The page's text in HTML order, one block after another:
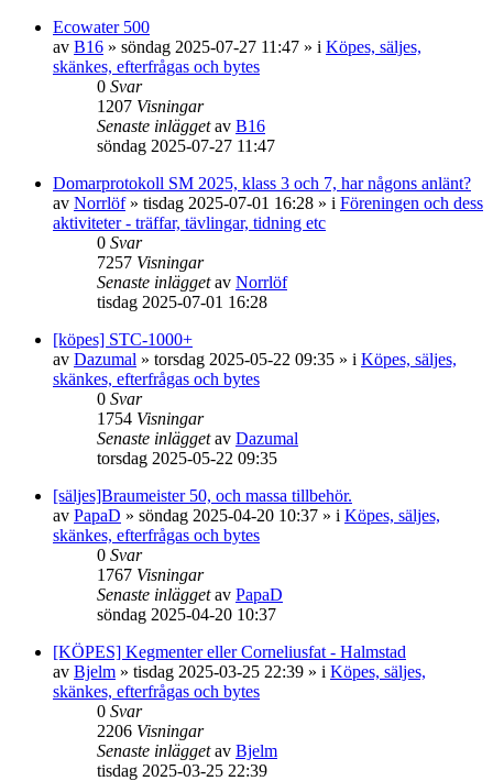
Ecowater 500
av B16 » söndag 2025-07-27 11:47 » i Köpes, säljes,
skänkes, efterfrågas och bytes
0 Svar
1207 Visningar
Senaste inläggetav B16
söndag 2025-07-27 11:47
Domarprotokoll SM 2025, klass 3 och 7, har någons anlänt?
av Norrlöf» tisdag 2025-07-01 16:28 » i Föreningen och dess
aktiviteter - träffar, tävlingar, tidning etc
0 Svar
7257 Visningar
Senaste inläggetav Norrlöf
tisdag 2025-07-01 16:28
[köpes] STC-1000+
av Dazumal » torsdag 2025-05-22 09:35 » i Köpes, säljes,
skänkes, efterfrågas och bytes
0 Svar
1754 Visningar
Senaste inläggetav Dazumal
torsdag 2025-05-22 09:35
[säljes]Braumeister 50, och massa tillbehör.
av PapaD » söndag 2025-04-20 10:37 » i Köpes, säljes,
skänkes, efterfrågas och bytes
0 Svar
1767 Visningar
Senaste inläggetav PapaD
söndag 2025-04-20 10:37
[KÖPES] Kegmenter eller Corneliusfat - Halmstad
av Bjelm » tisdag 2025-03-25 22:39 » i Köpes, säljes,
skänkes, efterfrågas och bytes
0 Svar
2206 Visningar
Senaste inläggetav Bjelm
tisdag 2025-03-25 22:39